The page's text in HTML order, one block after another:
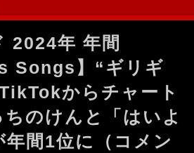
2024年 年間
Songs】“ギリギ
からチャート
のけんと「はいよ
間1位に（コメン